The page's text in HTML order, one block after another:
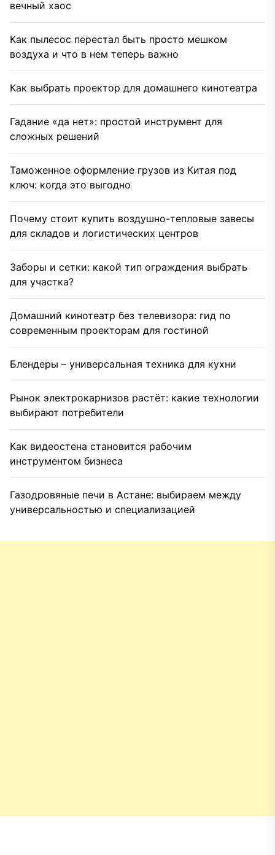
вечный хаос
Как пылесос перестал быть просто мешком
воздуха и что в нем теперь важно
Как выбрать проектор для домашнего кинотеатра
Гадание «да нет»: простой инструмент для
сложных решений
Таможенное оформление грузов из Китая под
ключ: когда это выгодно
Почему стоит купить воздушно-тепловые завесы
для складов и логистических центров
Заборы и сетки: какой тип ограждения выбрать
для участка?
Домашний кинотеатр без телевизора: гид по
современным проекторам для гостиной
Блендеры – универсальная техника для кухни
Рынок электрокарнизов растёт: какие технологии
выбирают потребители
Как видеостена становится рабочим
инструментом бизнеса
Газодровяные печи в Астане: выбираем между
универсальностью и специализацией